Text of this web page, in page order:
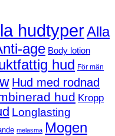
hudtyperAlla
age Body lotion
hud För män
Hud med rodnad
hud Kropp
Longlasting
melasma Mogen